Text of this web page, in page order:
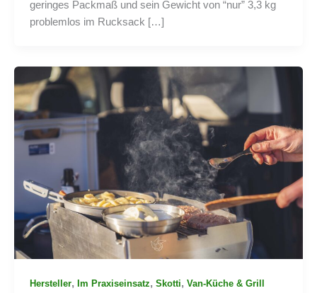
geringes Packmaß und sein Gewicht von “nur” 3,3 kg
problemlos im Rucksack […]
Hersteller, Im Praxiseinsatz, Skotti, Van-Küche & Grill